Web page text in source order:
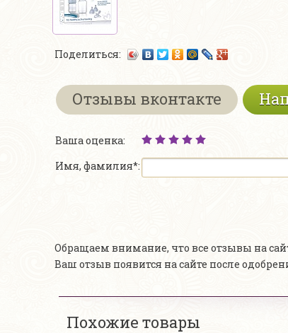
Поделиться:
Отзывы вконтакте
Ваша оценка:
Имя, фамилия*:
Обращаем внимание, что все отзывы на
Ваш отзыв появится на сайте после
Похожие товары